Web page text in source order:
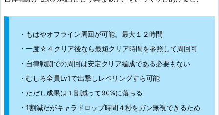
・もはやオフライン周回が可能。最大１２時間
・一度☆４クリア後なら最短クリア時間を参照して周回可
・自律戦闘での周回は安定クリア編成である必要もない
・むしろ全員Lv1で出撃しレベリングすら可能
・ただし成果は１割減って90%に落ちる
・1割減だがキャラドロップ時間４秒をガン無視できるため